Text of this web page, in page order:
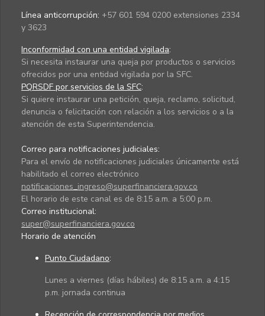
Línea anticorrupción: +57 601 594 0200 extensiones 2334
y 3623
Inconformidad con una entidad vigilada:
Si necesita instaurar una queja por productos o servicios
ofrecidos por una entidad vigilada por la SFC.
PQRSDF por servicios de la SFC:
Si quiere instaurar una petición, queja, reclamo, solicitud,
denuncia o felicitación con relación a los servicios o a la
atención de esta Superintendencia.
Correo para notificaciones judiciales:
Para el envío de notificaciones judiciales únicamente está
habilitado el correo electrónico
notificaciones_ingreso@superfinanciera.gov.co
El horario de este canal es de 8:15 a.m. a 5:00 p.m.
Correo institucional:
super@superfinanciera.gov.co
Horario de atención
Punto Ciudadano:
Lunes a viernes (días hábiles) de 8:15 a.m. a 4:15
p.m. jornada continua